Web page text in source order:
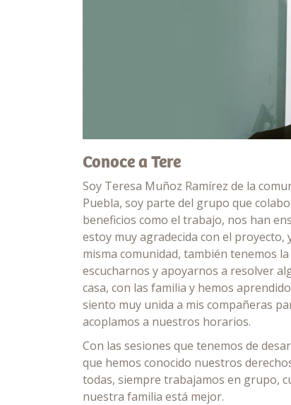
Conoce a Tere
Soy Teresa Muñoz Ramírez de la
Puebla, soy parte del grupo que
beneficios como el trabajo, nos han
estoy muy agradecida con el
misma comunidad, también tenemos
escucharnos y apoyarnos a resolver
casa, con las familia y hemos
siento muy unida a mis compañeras
acoplamos a nuestros horarios.
Con las sesiones que tenemos de
que hemos conocido nuestros
todas, siempre trabajamos en grupo,
nuestra familia está mejor.